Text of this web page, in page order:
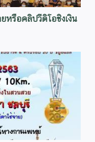
หรือคลิปวีดิโอชิงเงิน